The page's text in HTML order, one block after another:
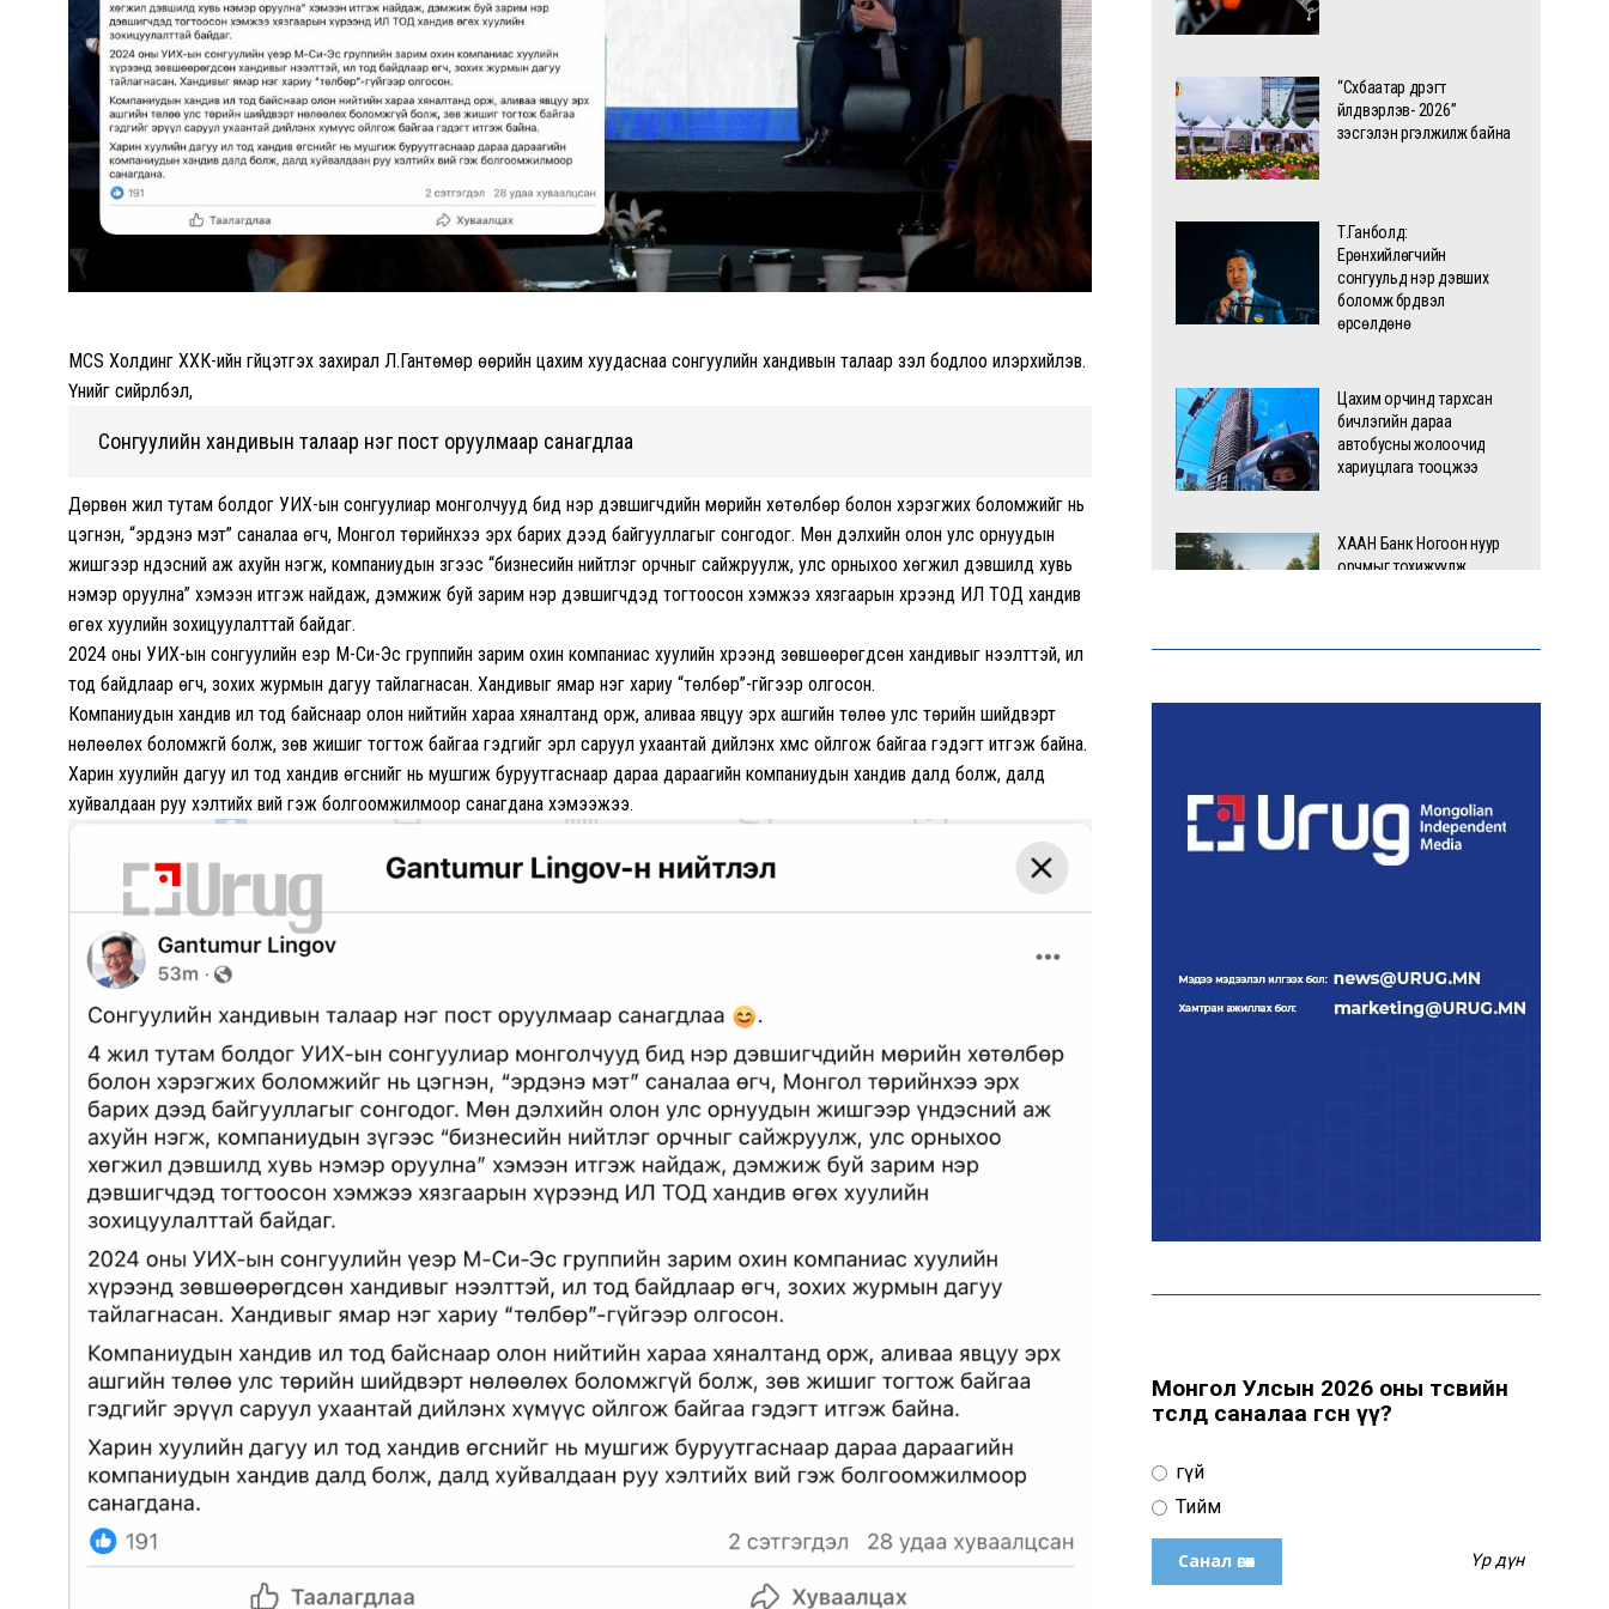
MCS Холдинг ХХК-ийн гүйцэтгэх захирал Л.Гантөмөр өөрийн цахим хуудаснаа сонгуулийн хандивын талаар үзэл бодлоо илэрхийлэв.
Үүнийг сийрүүлбэл,
Сонгуулийн хандивын талаар нэг пост оруулмаар санагдлаа
Дөрвөн жил тутам болдог УИХ-ын сонгуулиар монголчууд бид нэр дэвшигчдийн мөрийн хөтөлбөр болон хэрэгжих боломжийг нь
цэгнэн, “эрдэнэ мэт” саналаа өгч, Монгол төрийнхээ эрх барих дээд байгууллагыг сонгодог. Мөн дэлхийн олон улс орнуудын
жишгээр үндэсний аж ахуйн нэгж, компаниудын зүгээс “бизнесийн нийтлэг орчныг сайжруулж, улс орныхоо хөгжил дэвшилд хувь
нэмэр оруулна” хэмээн итгэж найдаж, дэмжиж буй зарим нэр дэвшигчдэд тогтоосон хэмжээ хязгаарын хүрээнд ИЛ ТОД хандив
өгөх хуулийн зохицуулалттай байдаг.
2024 оны УИХ-ын сонгуулийн үеэр М-Си-Эс группийн зарим охин компаниас хуулийн хүрээнд зөвшөөрөгдсөн хандивыг нээлттэй, ил
тод байдлаар өгч, зохих журмын дагуу тайлагнасан. Хандивыг ямар нэг хариу “төлбөр”-гүйгээр олгосон.
Компаниудын хандив ил тод байснаар олон нийтийн хараа хяналтанд орж, аливаа явцуу эрх ашгийн төлөө улс төрийн шийдвэрт
нөлөөлөх боломжгүй болж, зөв жишиг тогтож байгаа гэдгийг эрүүл саруул ухаантай дийлэнх хүмүүс ойлгож байгаа гэдэгт итгэж байна.
Харин хуулийн дагуу ил тод хандив өгснийг нь мушгиж буруутгаснаар дараа дараагийн компаниудын хандив далд болж, далд
хуйвалдаан руу хэлтийх вий гэж болгоомжилмоор санагдана хэмээжээ.
“Сүхбаатар дүүрэгт
үйлдвэрлэв- 2026”
үзэсгэлэн үргэлжилж байна
Т.Ганболд:
Ерөнхийлөгчийн
сонгуульд нэр дэвших
боломж бүрдвэл
өрсөлдөнө
Цахим орчинд тархсан
бичлэгийн дараа
автобусны жолоочид
хариуцлага тооцжээ
ХААН Банк Ногоон нуур
орчмыг тохижуулж,
Гадаад худалдааны бараа
эргэлт 19.4 тэрбум
Ихэнх нутгаар халж, зарим
бүсэд аадар бороо орно
З.Мэндсайхан: Нөөцийн
Монгол Улсын 2026 оны төсвийн
төсөлд саналаа өгсөн үү?
Үгүй
Тийм
Үр дүн